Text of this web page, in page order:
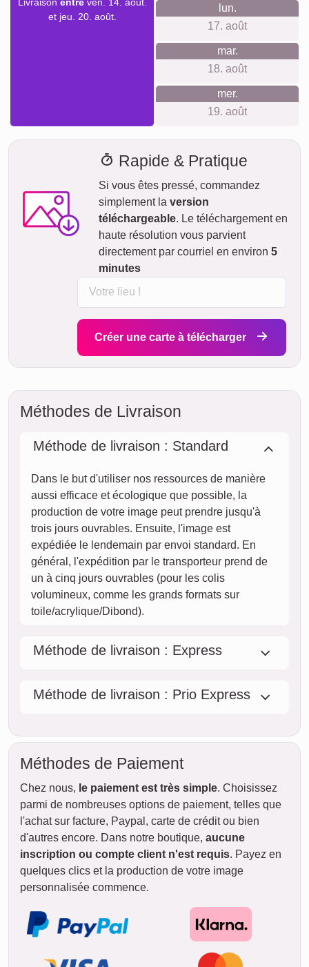
et jeu. 20. août.
lun.
17. août
mar.
18. août
mer.
19. août
Rapide & Pratique
Si vous êtes pressé, commandez
simplement la version
téléchargeable. Le téléchargement en
haute résolution vous parvient
directement par courriel en environ 5
minutes
Créer une carte à télécharger
Méthodes de Livraison
Méthode de livraison : Standard
Dans le but d'utiliser nos ressources de manière
aussi efficace et écologique que possible, la
production de votre image peut prendre jusqu'à
trois jours ouvrables. Ensuite, l'image est
expédiée le lendemain par envoi standard. En
général, l'expédition par le transporteur prend de
un à cinq jours ouvrables (pour les colis
volumineux, comme les grands formats sur
toile/acrylique/Dibond).
Méthode de livraison : Express
Méthode de livraison : Prio Express
Méthodes de Paiement
Chez nous, le paiement est très simple. Choisissez
parmi de nombreuses options de paiement, telles que
l'achat sur facture, Paypal, carte de crédit ou bien
d'autres encore. Dans notre boutique, aucune
inscription ou compte client n'est requis. Payez en
quelques clics et la production de votre image
personnalisée commence.